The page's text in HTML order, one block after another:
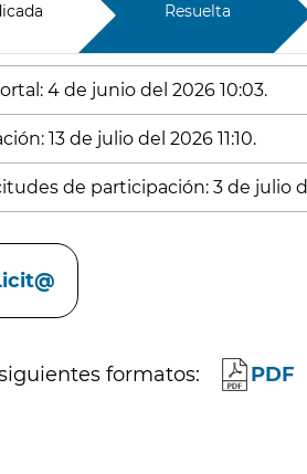
Resuelta
4 de junio del 2026 10:03.
13 de julio del 2026 11:10.
de participación: 3 de julio
formatos: PDF